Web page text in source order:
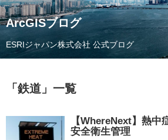
ArcGISブログ
ESRIジャパン株式会社 公式ブログ
「 鉄道 」 一覧
【WhereNext】熱中
安全衛生管理